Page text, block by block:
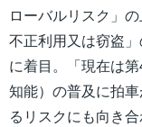
ローバルリスク」
不正利用又は窃盗
に着目。「現在は
知能）の普及に拍
るリスクにも向き